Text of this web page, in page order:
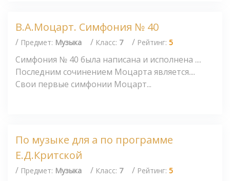
В.А.Моцарт. Симфония № 40
/ Предмет: Музыка / Класс: 7 / Рейтинг: 5
Симфония № 40 была написана и исполнена ....
Последним сочинением Моцарта является....
Свои первые симфонии Моцарт...
По музыке для а по программе
Е.Д.Критской
/ Предмет: Музыка / Класс: 7 / Рейтинг: 5